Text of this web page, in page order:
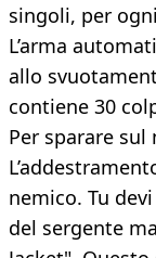
singoli, per
L’arma
allo
contiene 30
Per sparare
nemico. Tu
del sergente